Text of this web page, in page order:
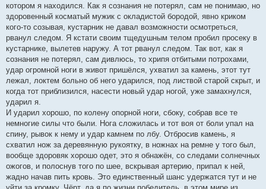
котором я находился. Как я сознания не потерял, сам не понимаю, но
здоровенный косматый мужик с окладистой бородой, явно криком
кого-то созывая, кустарник не давал возможности осмотреться,
рванул следом. Я кстати своим тщедушным телом пробил просеку в
кустарнике, вылетев наружу. А тот рванул следом. Так вот, как я
сознания не потерял, сам дивлюсь, то хрипя отбитыми потрохами,
удар огромной ноги в живот пришёлся, ухватил за камень, этот тут
лежал, локтем больно об него ударился, под листвой старой скрыт, и
когда тот приблизился, насести новый удар ногой, уже замахнулся,
ударил я.
И ударил хорошо, по колену опорной ноги, сбоку, собрав все те
немногие силы что были. Нога сложилась и тот воя от боли упал на
спину, рывок к нему и удар камнем по лбу. Отбросив камень, я
схватил нож за деревянную рукоятку, в ножнах на ремне у того был,
вообще здоровяк хорошо одет, это я обнажён, со следами солнечных
ожогов, и полоснув того по шее, вскрывая артерию, припал к ней,
жадно начав пить кровь. Это единственный шанс удержатся тут и не